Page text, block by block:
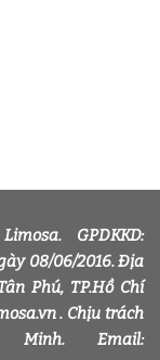
GPDKKD:
08/06/2016. Địa
Phú, TP.Hồ Chí
. Chịu trách
Email: